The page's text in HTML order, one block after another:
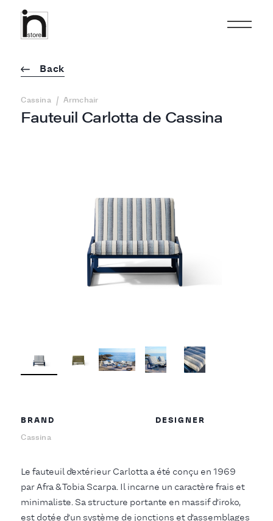
Fauteuil Carlotta de Cassina
Back
Cassina / Armchair
BRAND
Cassina
DESIGNER
Le fauteuil d’extérieur Carlotta a été conçu en 1969
par Afra & Tobia Scarpa. Il incarne un caractère frais et
minimaliste. Sa structure portante en massif d’iroko,
est dotée d’un système de jonctions et d’assemblages